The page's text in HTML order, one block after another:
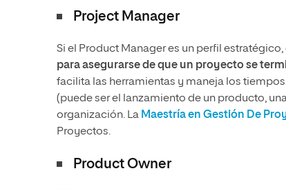
Project Manager
Si el Product Manager es un perfil estratégico,
para asegurarse de que un proyecto se
facilita las herramientas y maneja los
(puede ser el lanzamiento de un producto,
organización. La Maestría en Gestión De
Proyectos.
Product Owner